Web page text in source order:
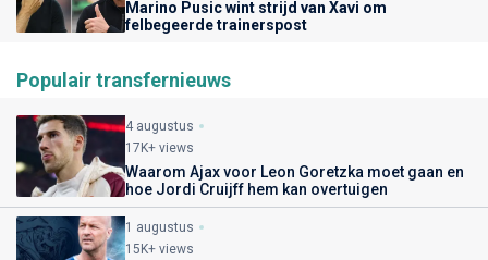
Marino Pusic wint strijd van Xavi om
felbegeerde trainerspost
Populair transfernieuws
4 augustus
17K+ views
Waarom Ajax voor Leon Goretzka moet gaan en
hoe Jordi Cruijff hem kan overtuigen
1 augustus
15K+ views